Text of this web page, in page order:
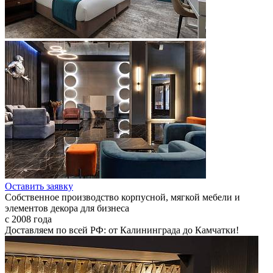
Оставить заявку
Собственное производство корпусной, мягкой мебели и
элементов декора для бизнеса
с 2008 года
Доставляем по всей РФ: от Калининграда до Камчатки!